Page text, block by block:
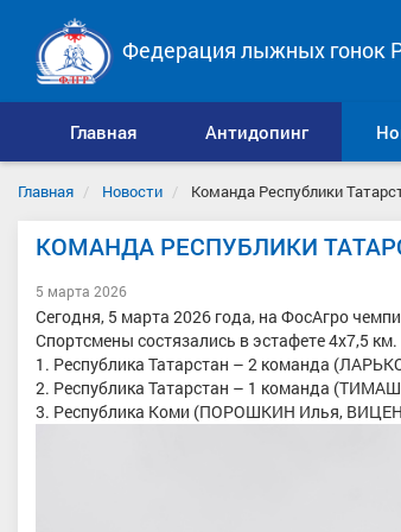
Федерация лыжных гонок
Главная Антидопинг
Главная Новости Команда Республики
КОМАНДА РЕСПУБЛИКИ
5 марта 2026
Сегодня, 5 марта 2026 года, на ФосАгро
Спортсмены состязались в эстафете 4х7,5 км.
1. Республика Татарстан – 2 команда
2. Республика Татарстан – 1 команда
3. Республика Коми (ПОРОШКИН Илья,